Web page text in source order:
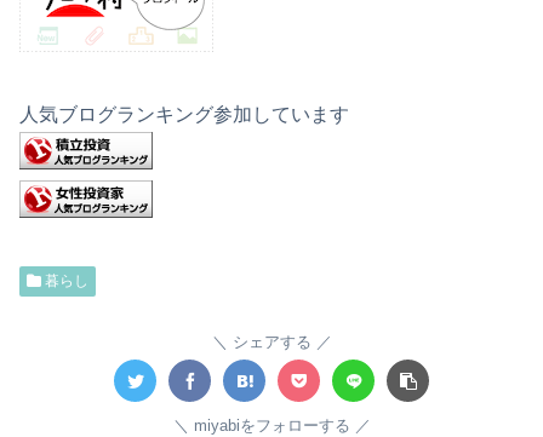
人気ブログランキング参加しています
暮らし
シェアする
miyabiをフォローする